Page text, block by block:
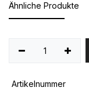
Ähnliche Produkte
Artikelnummer